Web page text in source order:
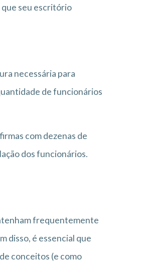
que seu escritório
necessária para
de funcionários
com dezenas de
dos funcionários.
frequentemente
disso, é essencial que
conceitos (e como